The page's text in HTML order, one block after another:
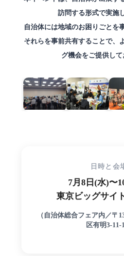
訪問する形式で実施
自治体には地域のお困りごとを
それらを事前共有することで、
グ機会をご提供して
日時と会
7月8日(水)〜
東京ビッグサイ
（自治体総合フェア内／〒
区有明3-11-1